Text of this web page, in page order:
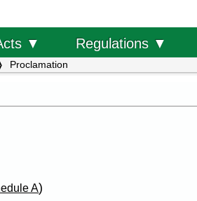
▼ Regulations ▼
Proclamation
A)